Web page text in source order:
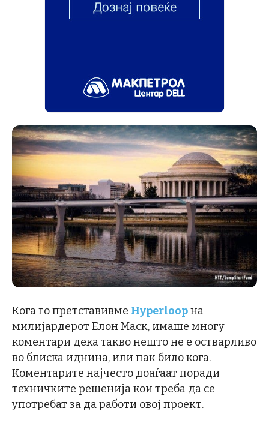
Кога го претставивме Hyperloopна
милијардерот Елон Маск, имаше многу
коментари дека такво нешто не е остварливо
во блиска иднина, или пак било кога.
Коментарите најчесто доаѓаат поради
техничките решенија кои треба да се
употребат за да работи овој проект.